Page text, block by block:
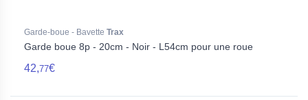
Garde-boue - Bavette Trax
Garde boue 8p - 20cm - Noir - L54cm pour une roue
42,77€